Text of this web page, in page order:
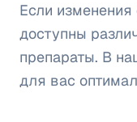
Если изменения
доступны
препараты. В
для вас